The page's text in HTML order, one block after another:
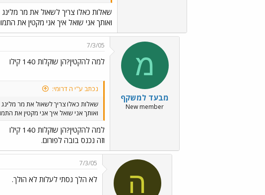
שאלות כאלו צריך לשאול את מר מלינג
ואותך אני שואל איך אני מקטין את
מ
מבעד למשקף
New member
7/3/05
למה להקטין?הן שוקלות 140 קילו
נכתב ע"י ה דרומי:
שאלות כאלו צריך לשאול את מר מלינג
ואותך אני שואל איך אני מקטין את
למה להקטין?הן שוקלות 140 קילו
וזה נכנס בובה לפורום.
ה
7/3/05
לא הלך נסתי לעלות לא הולך.